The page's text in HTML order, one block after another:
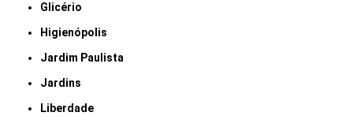
Glicério
Higienópolis
Jardim Paulista
Jardins
Liberdade